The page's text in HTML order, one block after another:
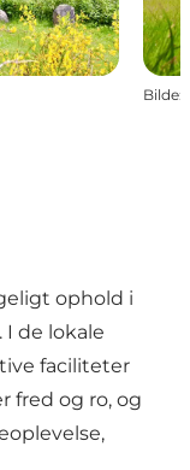
Bilde:
ophold i
de lokale
faciliteter
fred og ro, og